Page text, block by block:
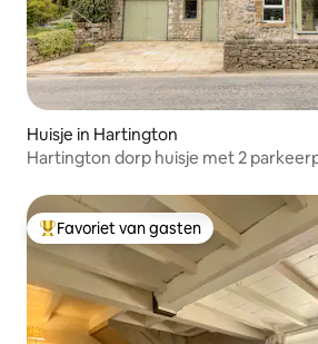
Huisje in Hartington
Hartington dorp huisje met 2
Topfavoriet van gasten
Favoriet van gasten